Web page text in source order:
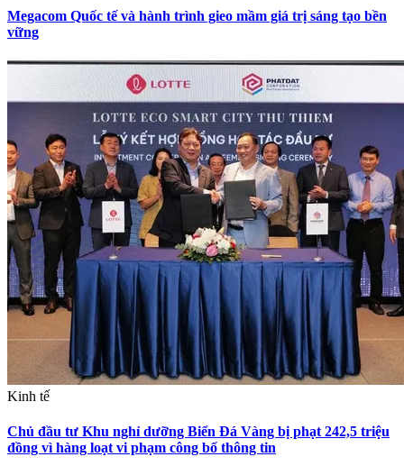
Megacom Quốc tế và hành trình gieo mầm giá trị sáng tạo bền
vững
Kinh tế
Chủ đầu tư Khu nghỉ dưỡng Biển Đá Vàng bị phạt 242,5 triệu
đồng vì hàng loạt vi phạm công bố thông tin